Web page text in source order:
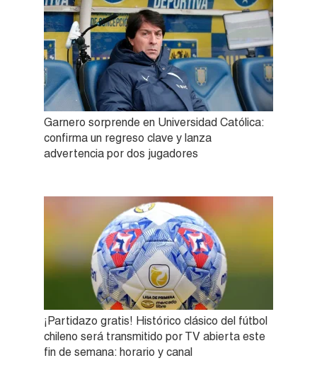
Garnero sorprende en Universidad Católica:
confirma un regreso clave y lanza
advertencia por dos jugadores
¡Partidazo gratis! Histórico clásico del fútbol
chileno será transmitido por TV abierta este
fin de semana: horario y canal